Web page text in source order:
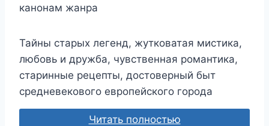
канонам жанра
Тайны старых легенд, жутковатая мистика,
любовь и дружба, чувственная романтика,
старинные рецепты, достоверный быт
средневекового европейского города
Читать полностью